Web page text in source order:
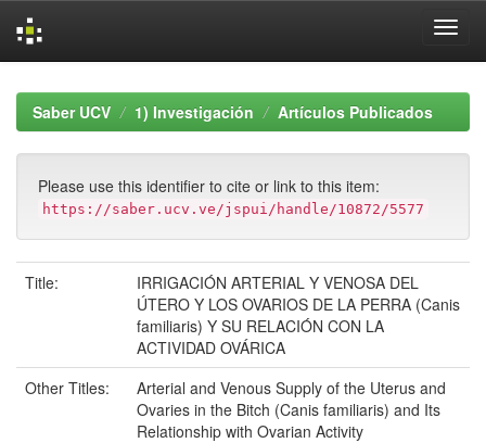
navigationSaber UCV 1) Investigación Artículos Publicados
Please use this identifier to cite or link to this item:
https://saber.ucv.ve/jspui/handle/10872/5577
Title:
IRRIGACIÓN ARTERIAL Y VENOSA DEL
ÚTERO Y LOS OVARIOS DE LA PERRA (Canis
familiaris) Y SU RELACIÓN CON LA
ACTIVIDAD OVÁRICA
Other Titles:
Arterial and Venous Supply of the Uterus and
Ovaries in the Bitch (Canis familiaris) and Its
Relationship with Ovarian Activity